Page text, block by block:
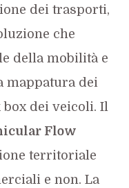
dei trasporti,
che
della mobilità e
mappatura dei
dei veicoli. Il
Flow
territoriale
e non. La